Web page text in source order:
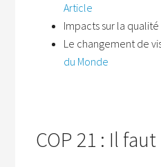
Article
Impacts sur la
Le changement de
du Monde
COP 21 : Il